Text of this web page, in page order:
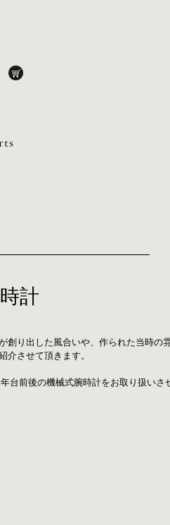
計
創り出した風合いや、作られた当時
介させて頂きます。
台前後の機械式腕時計をお取り扱いさ